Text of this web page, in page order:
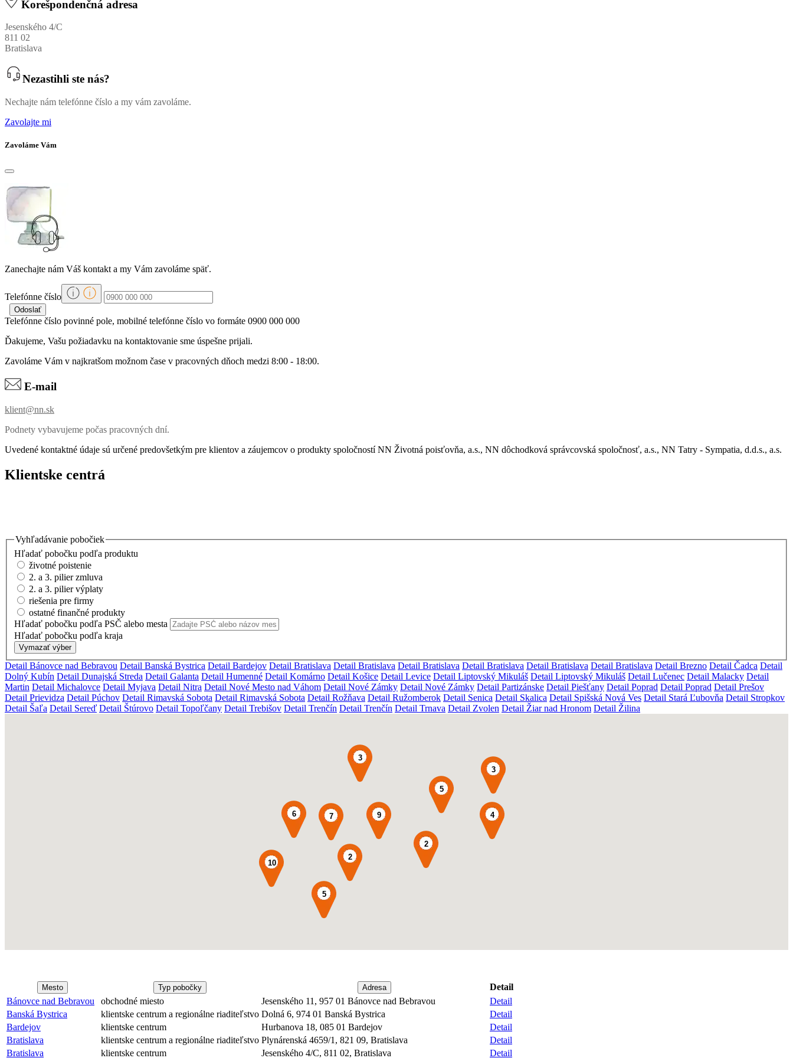
Korešpondenčná adresa
Jesenského 4/C
811 02
Bratislava
Nezastihli ste nás?
Nechajte nám telefónne číslo a my vám zavoláme.
Zavolajte mi
Zavoláme Vám
Zanechajte nám Váš kontakt a my Vám zavoláme späť.
Telefónne číslo
Telefónne číslo povinné pole, mobilné telefónne číslo vo formáte 0900 000 000
Ďakujeme, Vašu požiadavku na kontaktovanie sme úspešne prijali.
Zavoláme Vám v najkratšom možnom čase v pracovných dňoch medzi 8:00 - 18:00.
E-mail
klient@nn.sk
Podnety vybavujeme počas pracovných dní.
Uvedené kontaktné údaje sú určené predovšetkým pre klientov a záujemcov o produkty spoločnostíNN Životná poisťovňa, a.s., NN dôchodková správcovská spoločnosť, a.s., NN Tatry - Sympatia, d.d.s., a.s.
Klientske centrá
Vyhľadávanie pobočiek
Hľadať pobočku podľa produktu
životné poistenie
2. a 3. pilier zmluva
2. a 3. pilier výplaty
riešenia pre firmy
ostatné finančné produkty
Hľadať pobočku podľa PSČ alebo mesta
Hľadať pobočku podľa kraja
Vymazať výber
Detail Bánovce nad Bebravou Detail Banská Bystrica Detail Bardejov Detail Bratislava Detail Bratislava Detail Bratislava Detail Bratislava Detail Bratislava Detail Bratislava Detail Brezno Detail Čadca Detail
Dolný Kubín Detail Dunajská Streda Detail Galanta Detail Humenné Detail Komárno Detail Košice Detail Levice Detail Liptovský Mikuláš Detail Liptovský Mikuláš Detail Lučenec Detail Malacky Detail
Martin Detail Michalovce Detail Myjava Detail Nitra Detail Nové Mesto nad Váhom Detail Nové Zámky Detail Nové Zámky Detail Partizánske Detail Piešťany Detail Poprad Detail Poprad Detail Prešov
Detail Prievidza Detail Púchov Detail Rimavská Sobota Detail Rimavská Sobota Detail Rožňava Detail Ružomberok Detail Senica Detail Skalica Detail Spišská Nová Ves Detail Stará Ľubovňa Detail Stropkov
Detail Šaľa Detail Sereď Detail Štúrovo Detail Topoľčany Detail Trebišov Detail Trenčín Detail Trenčín Detail Trnava Detail Zvolen Detail Žiar nad Hronom Detail Žilina
7 9
3
10
3
5
4
2
6
5
2
Mesto Typ pobočky Adresa
Detail
Bánovce nad Bebravou
obchodné miesto Jesenského 11, 957 01 Bánovce nad Bebravou
Detail
Banská Bystrica
klientske centrum a regionálne riaditeľstvo Dolná 6, 974 01 Banská Bystrica
Detail
Bardejov
klientske centrum Hurbanova 18, 085 01 Bardejov
Detail
Bratislava
klientske centrum a regionálne riaditeľstvo Plynárenská 4659/1, 821 09, Bratislava
Detail
Bratislava
klientske centrum Jesenského 4/C, 811 02, Bratislava Detail